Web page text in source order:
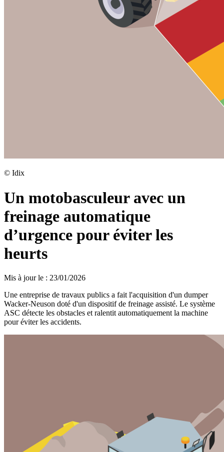
© Idix
Un motobasculeur avec un
freinage automatique
d’urgence pour éviter les
heurts
Mis à jour le : 23/01/2026
Une entreprise de travaux publics a fait l'acquisition d'un dumper
Wacker-Neuson doté d'un dispositif de freinage assisté. Le système
ASC détecte les obstacles et ralentit automatiquement la machine
pour éviter les accidents.